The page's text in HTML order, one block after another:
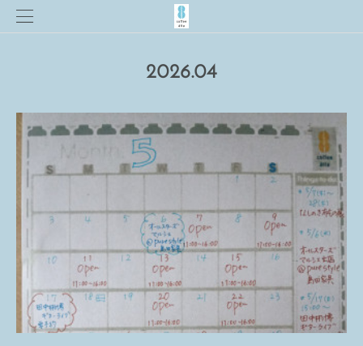
2026.04